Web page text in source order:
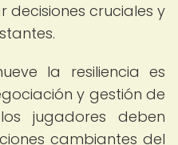
cruciales y
la resiliencia es
y gestión de
jugadores deben
cambiantes del